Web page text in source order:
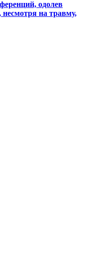
одолев
на травму,